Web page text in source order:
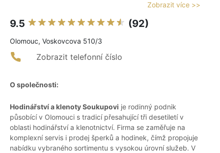
Zobrazit více >>
9.5 (92)
Olomouc, Voskovcova 510/3
Zobrazit telefonní číslo
O společnosti:
Hodinářství a klenoty Soukupovi je rodinný podnik
působící v Olomouci s tradicí přesahující tři desetiletí v
oblasti hodinářství a klenotnictví. Firma se zaměřuje na
komplexní servis i prodej šperků a hodinek, čímž propojuje
nabídku vybraného sortimentu s vysokou úrovní služeb. V